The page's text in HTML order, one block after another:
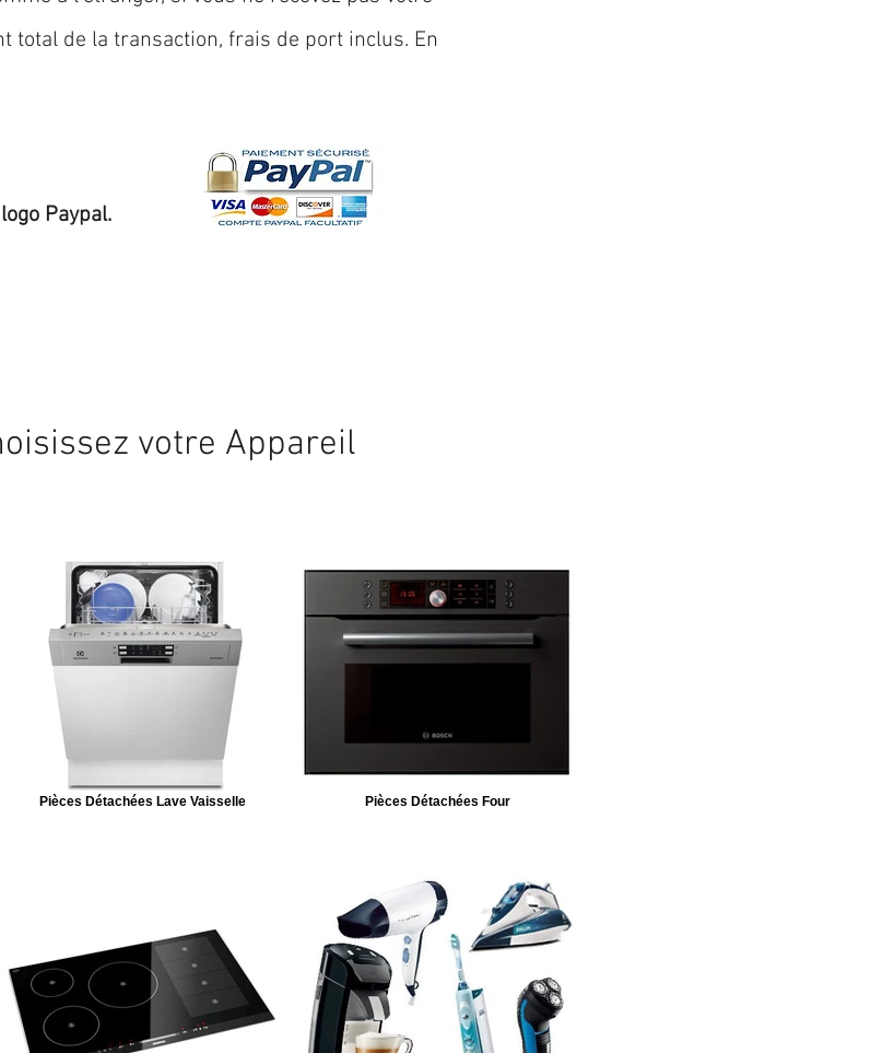
total de la transaction, frais de port inclus. En
Paypal.
votre Appareil
Pièces Détachées Lave Vaisselle Pièces Détachées Four